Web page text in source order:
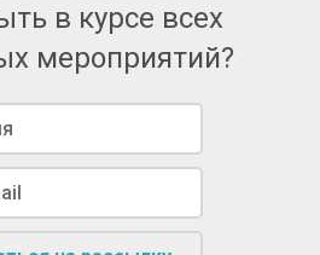
в курсе всех
мероприятий?